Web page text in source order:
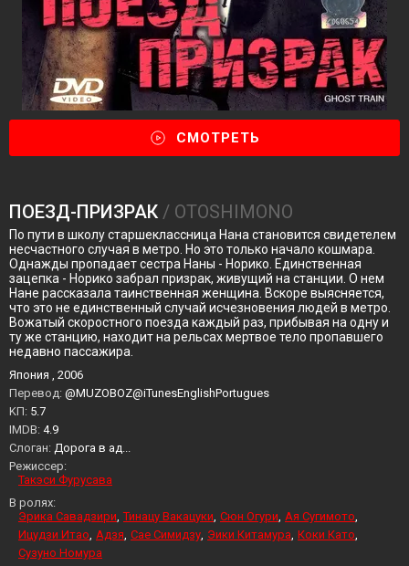
СМОТРЕТЬ
ПОЕЗД-ПРИЗРАК / OTOSHIMONO
По пути в школу старшеклассница Нана становится свидетелем
несчастного случая в метро. Но это только начало кошмара.
Однажды пропадает сестра Наны - Норико. Единственная
зацепка - Норико забрал призрак, живущий на станции. О нем
Нане рассказала таинственная женщина. Вскоре выясняется,
что это не единственный случай исчезновения людей в метро.
Вожатый скоростного поезда каждый раз, прибывая на одну и
ту же станцию, находит на рельсах мертвое тело пропавшего
недавно пассажира.
Япония , 2006
Перевод: @MUZOBOZ@iTunesEnglishPortugues
KП: 5.7
IMDB: 4.9
Слоган: Дорога в ад...
Режиссер:
Такэси Фурусава
В ролях:
Эрика Савадзири Тинацу Вакацуки Сюн Огури Ая Сугимото
Ицудзи Итао Адзя Сае Симидзу Эики Китамура Коки Като
Сузуно Номура